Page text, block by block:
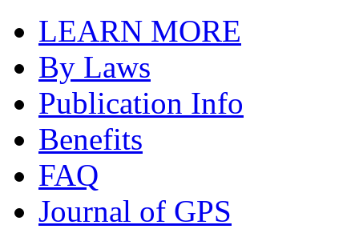
LEARN MORE
By Laws
Publication Info
Benefits
FAQ
Journal of GPS